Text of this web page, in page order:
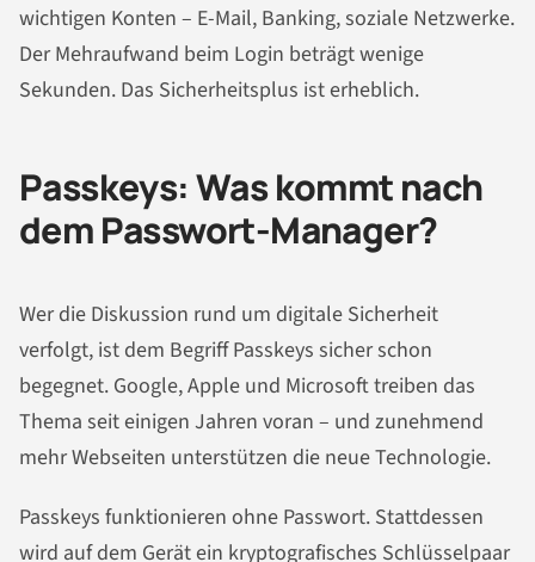
wichtigen Konten – E-Mail, Banking, soziale Netzwerke.
Der Mehraufwand beim Login beträgt wenige
Sekunden. Das Sicherheitsplus ist erheblich.
Passkeys: Was kommt nach
dem Passwort-Manager?
Wer die Diskussion rund um digitale Sicherheit
verfolgt, ist dem Begriff Passkeys sicher schon
begegnet. Google, Apple und Microsoft treiben das
Thema seit einigen Jahren voran – und zunehmend
mehr Webseiten unterstützen die neue Technologie.
Passkeys funktionieren ohne Passwort. Stattdessen
wird auf dem Gerät ein kryptografisches Schlüsselpaar